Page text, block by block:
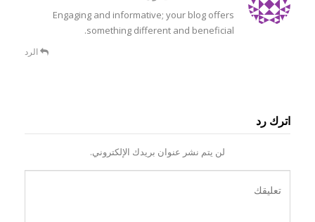
Engaging and informative; your blog offers
something different and beneficial.
الرد
اترك رد
لن يتم نشر عنوان بريدك الإلكتروني.